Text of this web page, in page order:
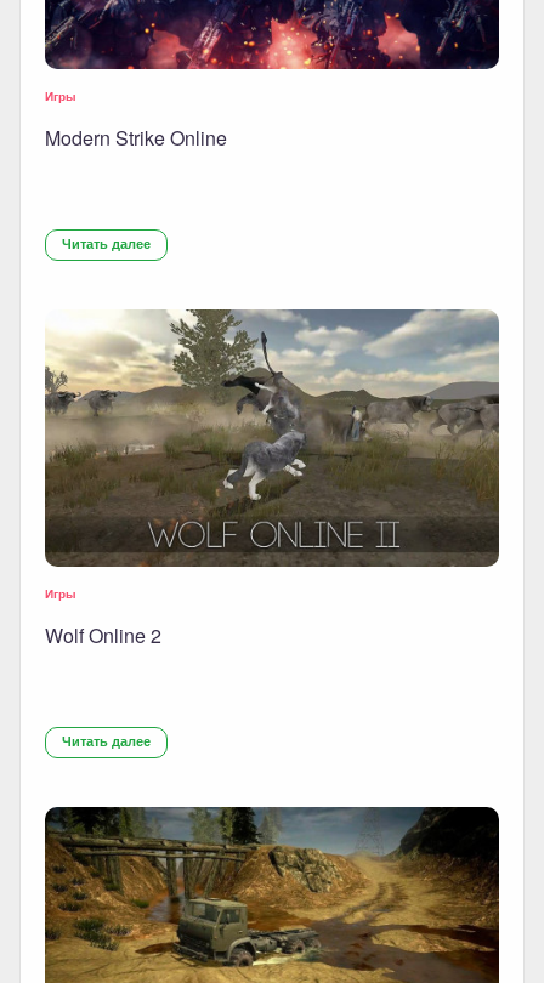
Игры
Modern Strike Online
Читать далее
Игры
Wolf Online 2
Читать далее